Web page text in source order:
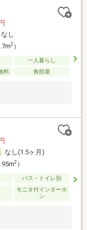
なし
2）
一人暮らし
料 角部屋
なし(1.5ヶ月)
2）
バス・トイレ別
モニタ付インターホ
ン